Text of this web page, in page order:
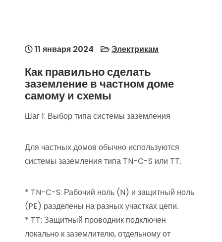
11 января 2024 Электрикам
Как правильно сделать
заземление в частном доме
самому и схемы
Шаг 1: Выбор типа системы заземления
Для частных домов обычно используются
системы заземления типа TN-C-S или TT.
* TN-C-S: Рабочий ноль (N) и защитный ноль
(PE) разделены на разных участках цепи.
* TT: Защитный проводник подключен
локально к заземлителю, отдельному от